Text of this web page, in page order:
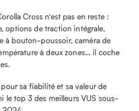
Cross n’est pas en reste :
options de traction intégrale,
à bouton-poussoir, caméra de
à deux zones… il coche
sa fiabilité et sa valeur de
le top 3 des meilleurs VUS sous-